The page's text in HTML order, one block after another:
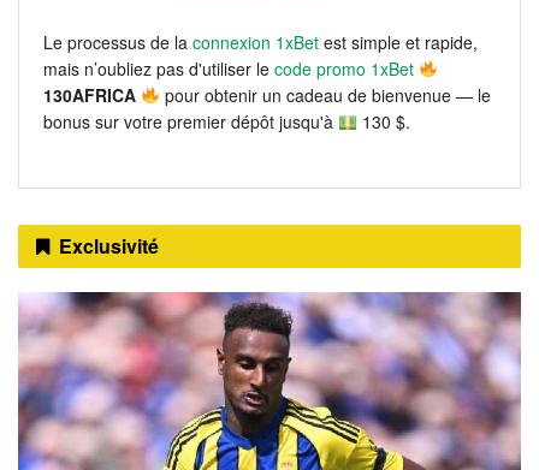
Le processus de la connexion 1xBet est simple et rapide,
mais n’oubliez pas d'utiliser le code promo 1xBet
130AFRICA
pour obtenir un cadeau de bienvenue — le
bonus sur votre premier dépôt jusqu'à
130 $.
Exclusivité